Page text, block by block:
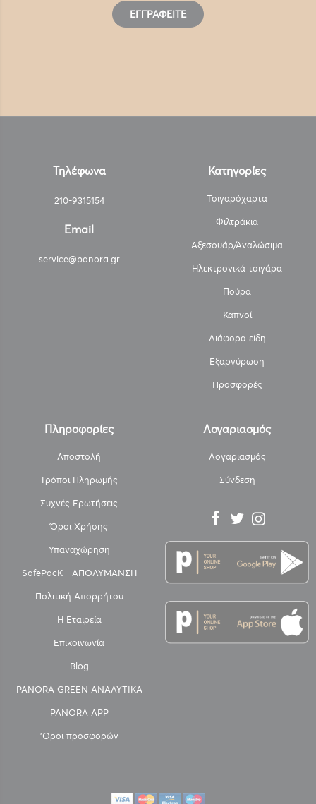
ΕΓΓΡΑΦΕΊΤΕ
Τηλέφωνα
210-9315154
Email
service@panora.gr
Κατηγορίες
Τσιγαρόχαρτα
Φιλτράκια
Αξεσουάρ/Αναλώσιμα
Ηλεκτρονικά τσιγάρα
Πούρα
Καπνοί
Διάφορα είδη
Εξαργύρωση
Προσφορές
Πληροφορίες
Αποστολή
Τρόποι Πληρωμής
Συχνές Ερωτήσεις
Όροι Χρήσης
Υπαναχώρηση
SafePacK - ΑΠΟΛΥΜΑΝΣΗ
Πολιτική Απορρήτου
Η Εταιρεία
Επικοινωνία
Blog
PANORA GREEN ΑΝΑΛΥΤΙΚΑ
PANORA APP
'Οροι προσφορών
Λογαριασμός
Λογαριασμός
Σύνδεση